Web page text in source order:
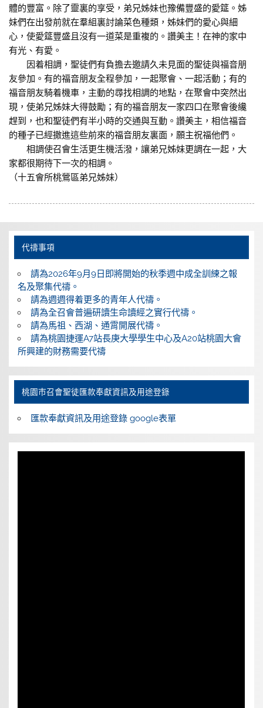
體的豐富。除了靈裏的享受，弟兄姊妹也豫備豐盛的愛筵。姊
妹們在出發前就在羣組裏討論菜色種類，姊妹們的愛心與細
心，使愛筵豐盛且沒有一道菜是重複的。讚美主！在神的家中
有光、有愛。
因着相調，聖徒們有負擔去邀請久未見面的聖徒與福音朋
友參加。有的福音朋友全程參加，一起聚會、一起活動；有的
福音朋友騎着機車，主動的尋找相調的地點，在聚會中突然出
現，使弟兄姊妹大得鼓勵；有的福音朋友一家四口在聚會後纔
趕到，也和聖徒們有半小時的交通與互動。讚美主，相信福音
的種子已經撒進這些前來的福音朋友裏面，願主祝福他們。
相調使召會生活更生機活潑，讓弟兄姊妹更調在一起，大
家都很期待下一次的相調。
（十五會所桃鶯區弟兄姊妹）
代禱事項
請為2026年9月9日即將開始的秋季週中成全訓練之報
名及聚集代禱。
請為週週得着更多的青年人代禱。
請為全召會普遍研讀生命讀經之實行代禱。
請為馬祖、西湖、通霄開展代禱。
請為桃園捷運A7站長庚大學學生中心及A20站桃園大會
所興建的財務需要代禱
桃園巿召會聖徒匯款奉獻資訊及用途登錄
匯款奉獻資訊及用途登錄 google表單